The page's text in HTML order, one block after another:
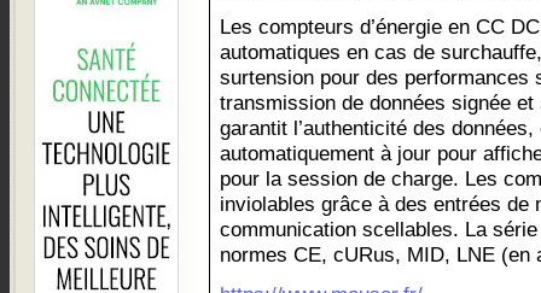
Les compteurs d’énergie en CC
automatiques en cas de
surtension pour des performances
transmission de données signée
garantit l’authenticité des
automatiquement à jour pour
pour la session de charge. Les
inviolables grâce à des entrées de
communication scellables. La
normes CE, cURus, MID, LNE (en